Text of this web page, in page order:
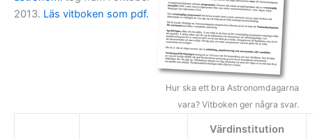
Hur ska ett bra Astronomdagarna
vara? Vitboken ger några svar.
2013. Läs vitboken som pdf.
Värdinstitution